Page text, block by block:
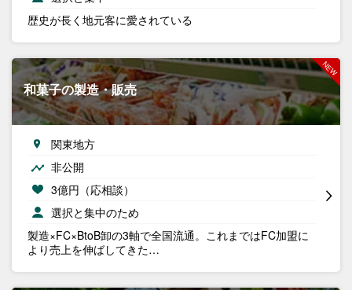
歴史が長く地元客に愛されている
和菓子の製造・販売
関東地方
非公開
3億円（応相談）
選択と集中のため
製造×FC×BtoB卸の3軸で全国流通。これまではFC加盟に
より売上を伸ばしてきた…